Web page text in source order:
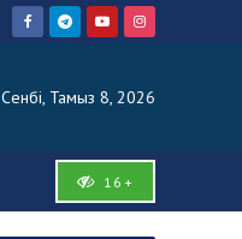
Сенбі, Тамыз 8, 2026
16+